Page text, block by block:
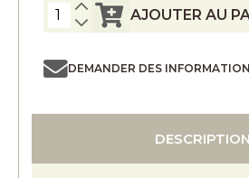
AJOUTER AU
DEMANDER DES
DESCRIPTION